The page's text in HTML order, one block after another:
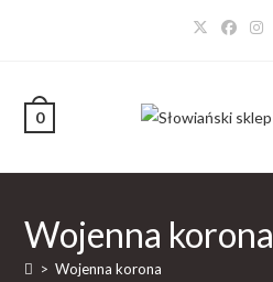
0
Wojenna korona
> Wojenna korona